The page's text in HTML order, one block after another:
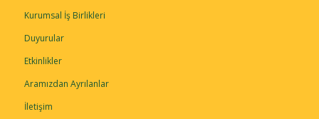
Kurumsal İş Birlikleri
Duyurular
Etkinlikler
Aramızdan Ayrılanlar
İletişim